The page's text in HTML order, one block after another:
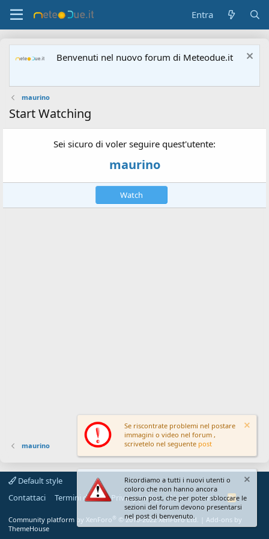
Entra
Benvenuti nel nuovo forum di Meteodue.it
maurino
Start Watching
Sei sicuro di voler seguire quest'utente:
maurino
Watch
maurino
Default style
Contattaci
Termini d'uso Privacy policy Aiuto Home
R
S
Community platform by XenForo® © 2010-2022 XenForo Ltd.
Add-ons by
ThemeHouse
Se riscontrate problemi nel postare
immagini o video nel forum ,
scrivetelo nel seguente post
Ricordiamo a tutti i nuovi utenti o
coloro che non hanno ancora
nessun post, che per poter sbloccare le
sezioni del forum devono presentarsi
nel post di benvenuto.